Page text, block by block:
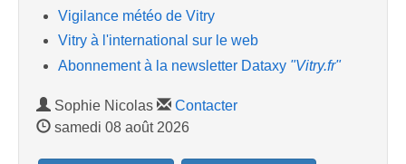
Vigilance météo de Vitry
Vitry à l'international sur le web
Abonnement à la newsletter Dataxy "Vitry.fr"
Sophie Nicolas
Contacter
samedi 08 août 2026